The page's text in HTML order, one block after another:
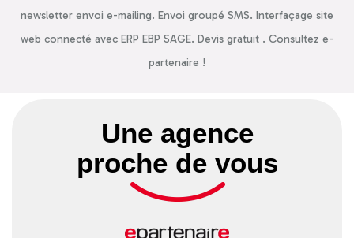
newsletter envoi e-mailing. Envoi groupé SMS. Interfaçage site
web connecté avec ERP EBP SAGE. Devis gratuit . Consultez e-
partenaire !
Une agence
proche de vous